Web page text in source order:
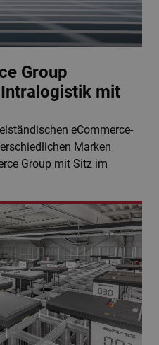
Group
mit
eCommerce-
Marken
Group mit Sitz im